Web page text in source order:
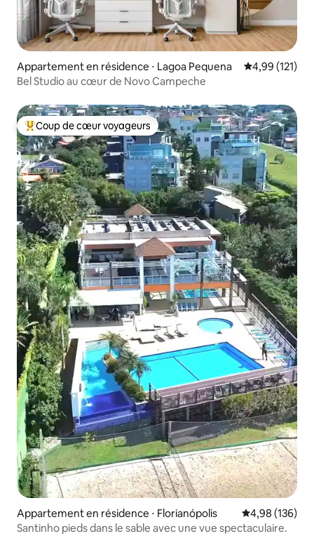
Appartement en résidence ⋅ Lagoa Pequena Évaluation
4,99 (121)
Bel Studio au cœur de Novo Campeche
Coups de cœur voyageurs les plus appréciés
Coup de cœur voyageurs
Appartement en résidence ⋅ Florianópolis Évaluation
4,98 (136)
Santinho pieds dans le sable avec une vue spectaculaire.